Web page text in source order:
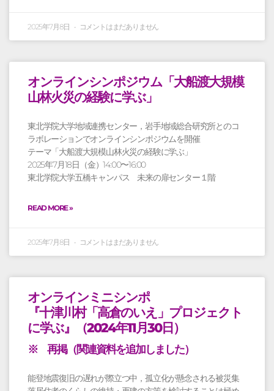
2025年7月8日 コメントはまだありません
オンラインシンポジウム「大船渡大規模
山林火災の経験に学ぶ」
東北学院大学地域連携センター，岩手地域総合研究所とのコ
ラボレーションでオンラインシンポジウムを開催
テーマ「大船渡大規模山林火災の経験に学ぶ」
2025年7月18日（金）14:00〜16:00
東北学院大学五橋キャンパス 未来の扉センター１階
READ MORE »
2025年7月8日 コメントはまだありません
オンラインミニシンポ
『十津川村「高倉のいえ」プロジェクト
に学ぶ』（2024年11月30日）
※ 再掲（関連資料を追加しました）
能登地震復旧の遅れが際立つ中，孤立化が懸念される被災集